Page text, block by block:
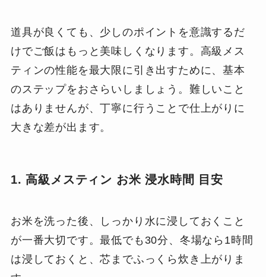
道具が良くても、少しのポイントを意識するだ
けでご飯はもっと美味しくなります。高級メス
ティンの性能を最大限に引き出すために、基本
のステップをおさらいしましょう。難しいこと
はありませんが、丁寧に行うことで仕上がりに
大きな差が出ます。
1. 高級メスティン お米 浸水時間 目安
お米を洗った後、しっかり水に浸しておくこと
が一番大切です。最低でも30分、冬場なら1時間
は浸しておくと、芯までふっくら炊き上がりま